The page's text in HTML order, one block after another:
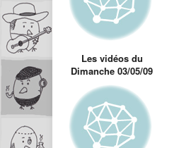
Les vidéos du
Dimanche 03/05/09